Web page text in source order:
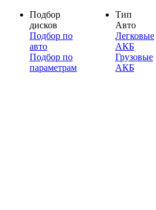
Подбор
дисков
Подбор по
авто
Подбор по
параметрам
Тип
Авто
Легковые
АКБ
Грузовые
АКБ